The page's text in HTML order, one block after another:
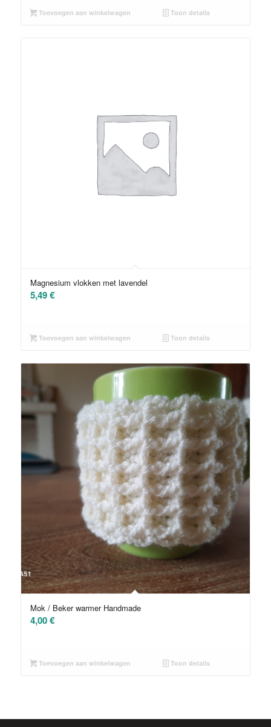
Toevoegen aan winkelwagen Toon details
Magnesium vlokken met lavendel
5,49€
Toevoegen aan winkelwagen Toon details
5.00
Mok / Beker warmer Handmade
4,00€
Toevoegen aan winkelwagen Toon details